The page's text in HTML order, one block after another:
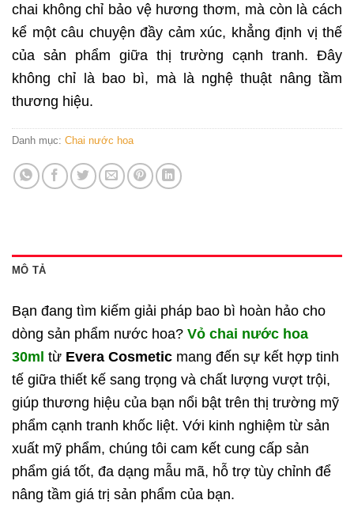
chai không chỉ bảo vệ hương thơm, mà còn là cách
kể một câu chuyện đầy cảm xúc, khẳng định vị thế
của sản phẩm giữa thị trường cạnh tranh. Đây
không chỉ là bao bì, mà là nghệ thuật nâng tầm
thương hiệu.
Danh mục: Chai nước hoa
MÔ TẢ
Bạn đang tìm kiếm giải pháp bao bì hoàn hảo cho
dòng sản phẩm nước hoa? Vỏ chai nước hoa
30ml từ Evera Cosmetic mang đến sự kết hợp tinh
tế giữa thiết kế sang trọng và chất lượng vượt trội,
giúp thương hiệu của bạn nổi bật trên thị trường mỹ
phẩm cạnh tranh khốc liệt. Với kinh nghiệm từ sản
xuất mỹ phẩm, chúng tôi cam kết cung cấp sản
phẩm giá tốt, đa dạng mẫu mã, hỗ trợ tùy chỉnh để
nâng tầm giá trị sản phẩm của bạn.